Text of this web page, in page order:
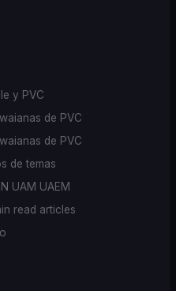
y PVC
de PVC
de PVC
de temas
UAM UAEM
read articles